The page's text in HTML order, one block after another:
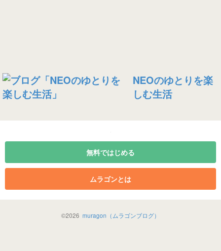
NEOのゆとりを楽
しむ生活
無料ではじめる
ムラゴンとは
©2026 muragon（ムラゴンブログ）